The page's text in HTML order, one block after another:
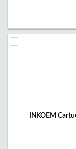
INKOEM